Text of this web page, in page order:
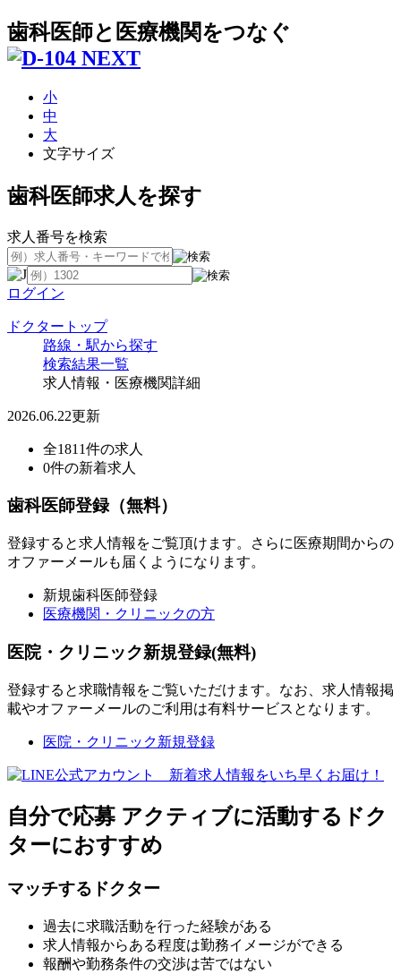
歯科医師と医療機関をつなぐ
小
中
大
文字サイズ
歯科医師求人を探す
求人番号を検索
ログイン
ドクタートップ
路線・駅から探す
検索結果一覧
求人情報・医療機関詳細
2026.06.22更新
全1811件の求人
0件の新着求人
歯科医師登録（無料）
登録すると求人情報をご覧頂けます。さらに医療期間からの
オファーメールも届くようになります。
新規歯科医師登録
医療機関・クリニックの方
医院・クリニック新規登録(無料)
登録すると求職情報をご覧いただけます。なお、求人情報掲
載やオファーメールのご利用は有料サービスとなります。
医院・クリニック新規登録
自分で応募 アクティブに活動するドク
ターにおすすめ
マッチするドクター
過去に求職活動を行った経験がある
求人情報からある程度は勤務イメージができる
報酬や勤務条件の交渉は苦ではない